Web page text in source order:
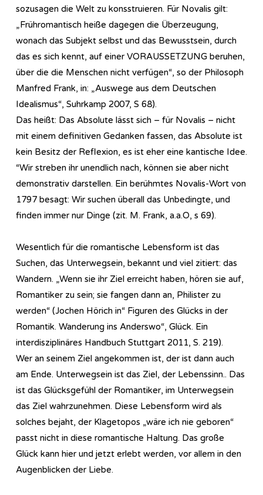
sozusagen die Welt zu konsstruieren. Für Novalis gilt:
„Frühromantisch heiße dagegen die Überzeugung,
wonach das Subjekt selbst und das Bewusstsein, durch
das es sich kennt, auf einer VORAUSSETZUNG beruhen,
über die die Menschen nicht verfügen“, so der Philosoph
Manfred Frank, in: „Auswege aus dem Deutschen
Idealismus“, Suhrkamp 2007, S 68).
Das heißt: Das Absolute lässt sich – für Novalis – nicht
mit einem definitiven Gedanken fassen, das Absolute ist
kein Besitz der Reflexion, es ist eher eine kantische Idee.
“Wir streben ihr unendlich nach, können sie aber nicht
demonstrativ darstellen. Ein berühmtes Novalis-Wort von
1797 besagt: Wir suchen überall das Unbedingte, und
finden immer nur Dinge (zit. M. Frank, a.a.O, s 69).
Wesentlich für die romantische Lebensform ist das
Suchen, das Unterwegsein, bekannt und viel zitiert: das
Wandern. „Wenn sie ihr Ziel erreicht haben, hören sie auf,
Romantiker zu sein; sie fangen dann an, Philister zu
werden“ (Jochen Hörich in“ Figuren des Glücks in der
Romantik. Wanderung ins Anderswo“, Glück. Ein
interdisziplinäres Handbuch Stuttgart 2011, S. 219).
Wer an seinem Ziel angekommen ist, der ist dann auch
am Ende. Unterwegsein ist das Ziel, der Lebenssinn.. Das
ist das Glücksgefühl der Romantiker, im Unterwegsein
das Ziel wahrzunehmen. Diese Lebensform wird als
solches bejaht, der Klagetopos „wäre ich nie geboren“
passt nicht in diese romantische Haltung. Das große
Glück kann hier und jetzt erlebt werden, vor allem in den
Augenblicken der Liebe.